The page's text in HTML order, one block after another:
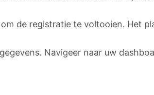
de registratie te voltooien. Het
Navigeer naar uw